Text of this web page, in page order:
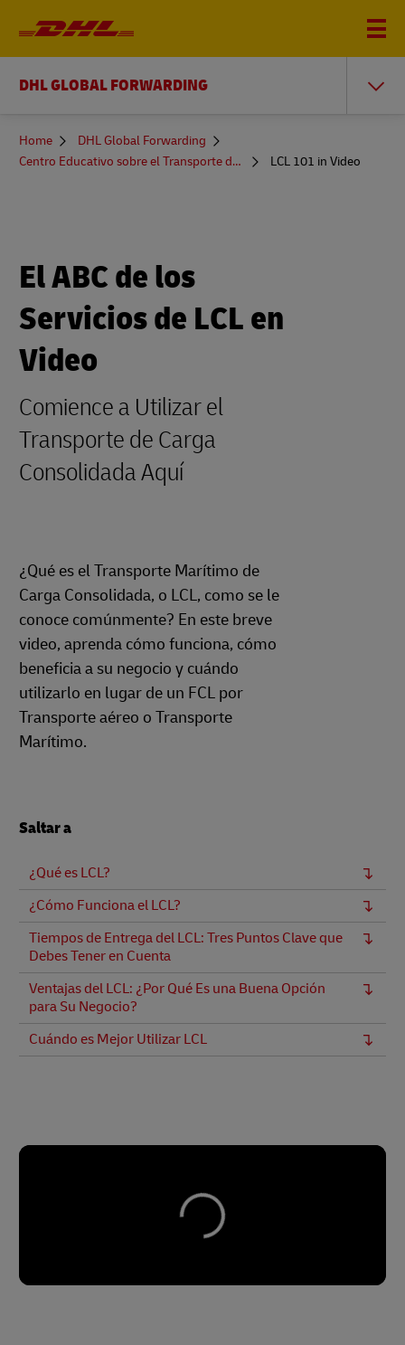
DHL GLOBAL FORWARDING
You
here
Home
DHL Global Forwarding
Centro Educativo sobre el Transporte de Mercancías
LCL 101 in Video
El ABC de los
Servicios de LCL en
Video
Comience a Utilizar el
Transporte de Carga
Consolidada Aquí
¿Qué es el Transporte Marítimo de
Carga Consolidada, o LCL, como se le
conoce comúnmente? En este breve
video, aprenda cómo funciona, cómo
beneficia a su negocio y cuándo
utilizarlo en lugar de un FCL por
Transporte aéreo o Transporte
Marítimo.
Saltar a
¿Qué es LCL?
¿Cómo Funciona el LCL?
Tiempos de Entrega del LCL: Tres Puntos Clave que
Debes Tener en Cuenta
Ventajas del LCL: ¿Por Qué Es una Buena Opción
para Su Negocio?
Cuándo es Mejor Utilizar LCL